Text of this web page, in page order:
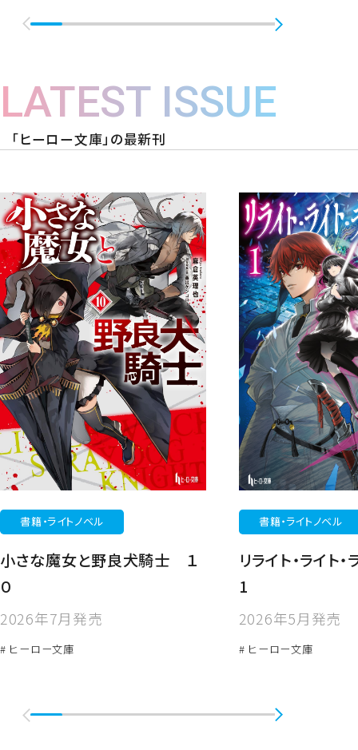
LATEST ISSUE
「ヒーロー文庫」の最新刊
書籍・ライトノベル
小さな魔女と野良犬騎士 １
０
2026年7月発売
# ヒーロー文庫
書籍・ライトノベル
リライト・ライト・
1
2026年5月発売
# ヒーロー文庫